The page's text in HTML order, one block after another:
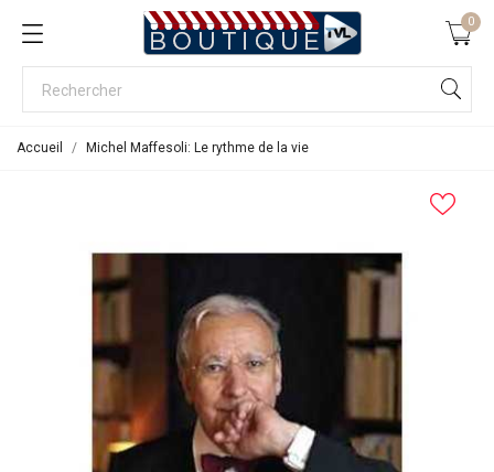
0
Accueil Michel Maffesoli: Le rythme de la vie